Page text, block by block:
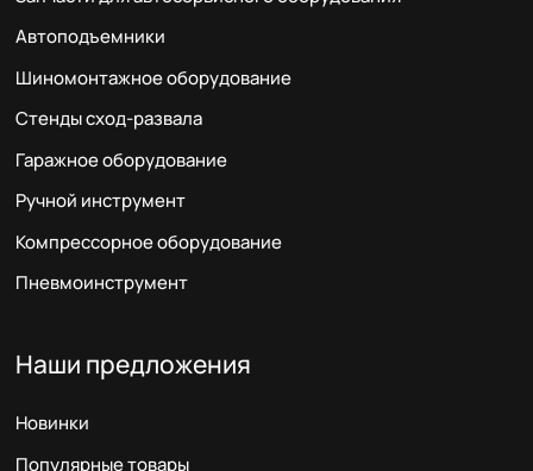
Автоподъемники
Шиномонтажное оборудование
Стенды сход-развала
Гаражное оборудование
Ручной инструмент
Компрессорное оборудование
Пневмоинструмент
Наши предложения
Новинки
Популярные товары